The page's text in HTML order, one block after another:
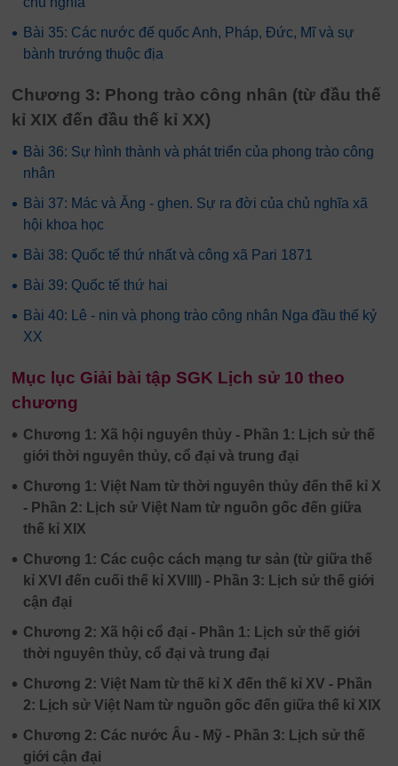
• Bài 35: Các nước đế quốc Anh, Pháp, Đức, Mĩ và sự
bành trướng thuộc địa
Chương 3: Phong trào công nhân (từ đầu thế
kỉ XIX đến đầu thế kỉ XX)
• Bài 36: Sự hình thành và phát triển của phong trào công
nhân
• Bài 37: Mác và Ăng - ghen. Sự ra đời của chủ nghĩa xã
hội khoa học
• Bài 38: Quốc tế thứ nhất và công xã Pari 1871
• Bài 39: Quốc tế thứ hai
• Bài 40: Lê - nin và phong trào công nhân Nga đầu thế kỷ
XX
Mục lục Giải bài tập SGK Lịch sử 10 theo
chương
• Chương 1: Xã hội nguyên thủy - Phần 1: Lịch sử thế
giới thời nguyên thủy, cổ đại và trung đại
• Chương 1: Việt Nam từ thời nguyên thủy đến thế kỉ X
- Phần 2: Lịch sử Việt Nam từ nguồn gốc đến giữa
thế kỉ XIX
• Chương 1: Các cuộc cách mạng tư sản (từ giữa thế
kỉ XVI đến cuối thế kỉ XVIII) - Phần 3: Lịch sử thế giới
cận đại
• Chương 2: Xã hội cổ đại - Phần 1: Lịch sử thế giới
thời nguyên thủy, cổ đại và trung đại
• Chương 2: Việt Nam từ thế kỉ X đến thế kỉ XV - Phần
2: Lịch sử Việt Nam từ nguồn gốc đến giữa thế kỉ XIX
• Chương 2: Các nước Âu - Mỹ - Phần 3: Lịch sử thế
giới cận đại